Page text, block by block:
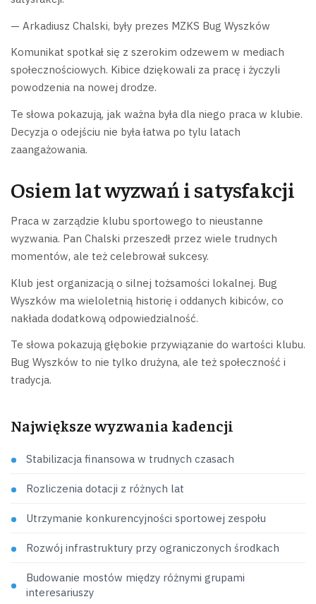
— Arkadiusz Chalski, były prezes MZKS Bug Wyszków
Komunikat spotkał się z szerokim odzewem w mediach
społecznościowych. Kibice dziękowali za pracę i życzyli
powodzenia na nowej drodze.
Te słowa pokazują, jak ważna była dla niego praca w klubie.
Decyzja o odejściu nie była łatwa po tylu latach
zaangażowania.
Osiem lat wyzwań i satysfakcji
Praca w zarządzie klubu sportowego to nieustanne
wyzwania. Pan Chalski przeszedł przez wiele trudnych
momentów, ale też celebrował sukcesy.
Klub jest organizacją o silnej tożsamości lokalnej. Bug
Wyszków ma wieloletnią historię i oddanych kibiców, co
nakłada dodatkową odpowiedzialność.
Te słowa pokazują głębokie przywiązanie do wartości klubu.
Bug Wyszków to nie tylko drużyna, ale też społeczność i
tradycja.
Największe wyzwania kadencji
Stabilizacja finansowa w trudnych czasach
Rozliczenia dotacji z różnych lat
Utrzymanie konkurencyjności sportowej zespołu
Rozwój infrastruktury przy ograniczonych środkach
Budowanie mostów między różnymi grupami
interesariuszy